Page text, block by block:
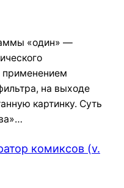
«один» —
применением
на выходе
картинку. Суть
комиксов (v.